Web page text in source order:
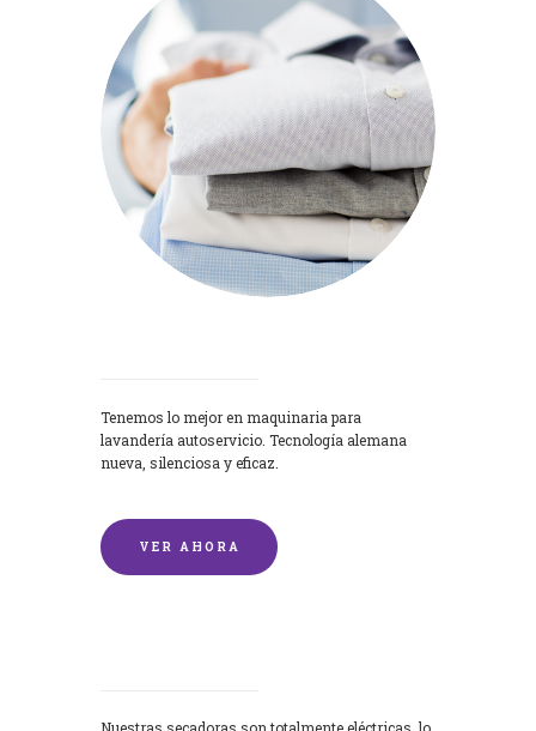
Tenemos lo mejor en maquinaria para
lavandería autoservicio. Tecnología alemana
nueva, silenciosa y eficaz.
VER AHORA